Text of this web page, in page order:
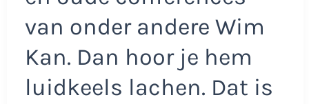
van onder andere Wim
Kan. Dan hoor je hem
luidkeels lachen. Dat is